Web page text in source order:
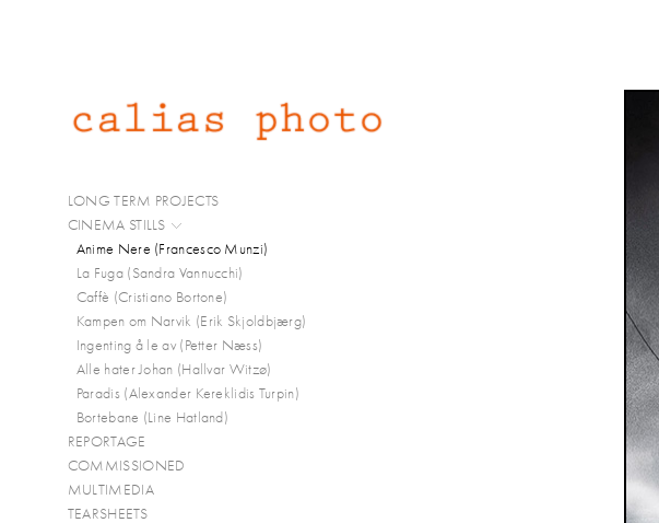
LONG TERM PROJECTS
CINEMA STILLS
Anime Nere (Francesco Munzi)
La Fuga (Sandra Vannucchi)
Caffè (Cristiano Bortone)
Kampen om Narvik (Erik Skjoldbjærg)
Ingenting å le av (Petter Næss)
Alle hater Johan (Hallvar Witzø)
Paradis (Alexander Kereklidis Turpin)
Bortebane (Line Hatland)
REPORTAGE
COMMISSIONED
MULTIMEDIA
TEARSHEETS